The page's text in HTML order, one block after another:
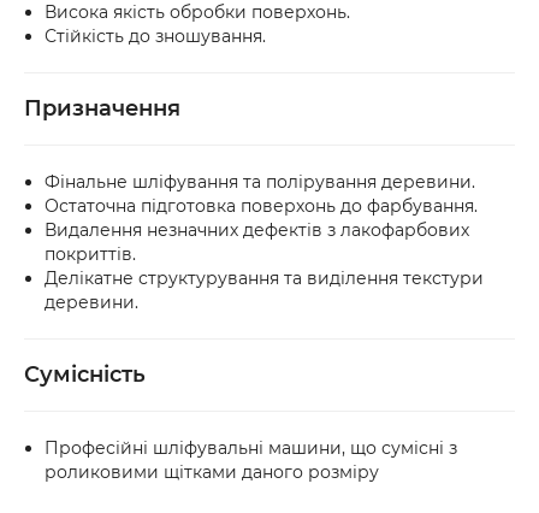
Висока якість обробки поверхонь.
Стійкість до зношування.
Призначення
Фінальне шліфування та полірування деревини.
Остаточна підготовка поверхонь до фарбування.
Видалення незначних дефектів з лакофарбових
покриттів.
Делікатне структурування та виділення текстури
деревини.
Сумісність
Професійні шліфувальні машини, що сумісні з
роликовими щітками даного розміру